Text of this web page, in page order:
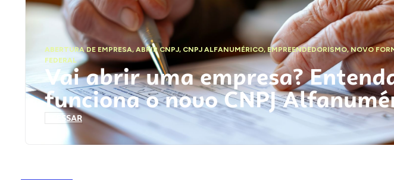
ABERTURA DE EMPRESA,ABRIR CNPJ, CNPJ ALFANUMÉRICO, EMPREENDEDORISMO,NOVO
FEDERAL
Vai abrir uma empresa?
funciona o novo CNPJ
ACESSAR